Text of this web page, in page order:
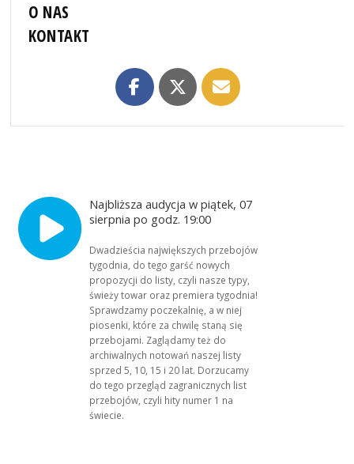
O NAS
KONTAKT
Najbliższa audycja w piątek, 07
sierpnia po godz. 19:00
Dwadzieścia największych przebojów
tygodnia, do tego garść nowych
propozycji do listy, czyli nasze typy,
świeży towar oraz premiera tygodnia!
Sprawdzamy poczekalnię, a w niej
piosenki, które za chwilę staną się
przebojami. Zaglądamy też do
archiwalnych notowań naszej listy
sprzed 5, 10, 15 i 20 lat. Dorzucamy
do tego przegląd zagranicznych list
przebojów, czyli hity numer 1 na
świecie.